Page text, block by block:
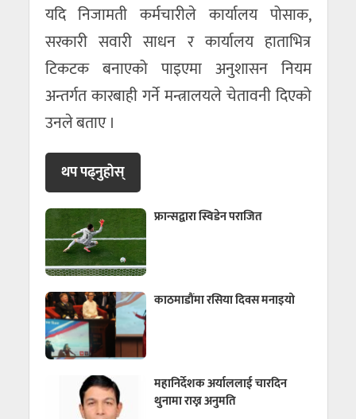
यदि निजामती कर्मचारीले कार्यालय पोसाक,
सरकारी सवारी साधन र कार्यालय हाताभित्र
टिकटक बनाएको पाइएमा अनुशासन नियम
अन्तर्गत कारबाही गर्ने मन्त्रालयले चेतावनी दिएको
उनले बताए ।
थप पढ्नुहाेस्
फ्रान्सद्वारा स्विडेन पराजित
काठमाडौंमा रसिया दिवस मनाइयो
महानिर्देशक अर्याललाई चारदिन
थुनामा राख्न अनुमति